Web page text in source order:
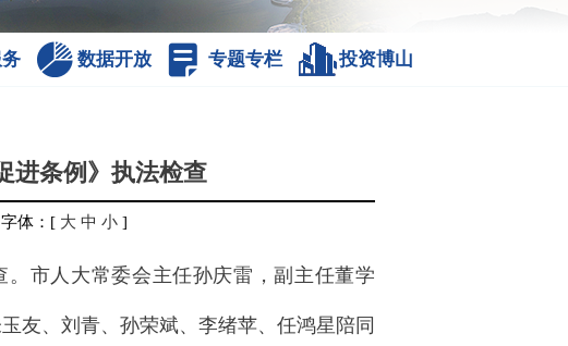
数据开放 专题专栏 投资博山
进条例》执法检查
字体： [ 大 中 小]
市人大常委会主任孙庆雷，副主任董学
友、刘青、孙荣斌、李绪苹、任鸿星陪同